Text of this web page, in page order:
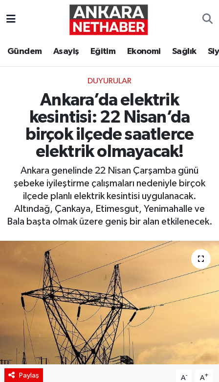
Gündem Asayiş Eğitim Ekonomi Sağlık
DUYURULAR
Ankara’da elektrik
kesintisi: 22 Nisan’da
birçok ilçede saatlerce
elektrik olmayacak!
Ankara genelinde 22 Nisan Çarşamba günü
şebeke iyileştirme çalışmaları nedeniyle birçok
ilçede planlı elektrik kesintisi uygulanacak.
Altındağ, Çankaya, Etimesgut, Yenimahalle ve
Bala başta olmak üzere geniş bir alan etkilenecek.
Paylaş A- A+
Ekonomi
Gündem
Resmi İlanlar
Sağlık
Spor
Teknoloji
Yaşam
Ankara Hava Durumu
Tüm Manşetler
Son Dakika Haberleri